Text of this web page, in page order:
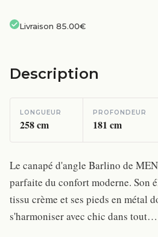
Livraison 85.00€
Description
LONGUEUR
258cm
PROFONDEUR
181 cm
Le canapé d'angle Barlino de
parfaite du confort moderne. Son
tissu crème et ses pieds en métal
s'harmoniser avec chic dans tout…